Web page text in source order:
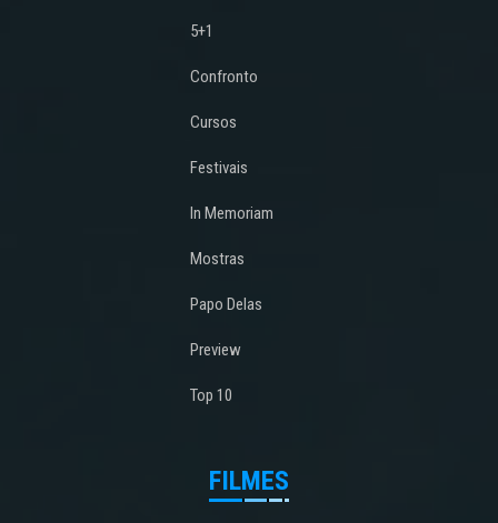
5+1
Confronto
Cursos
Festivais
In Memoriam
Mostras
Papo Delas
Preview
Top 10
FILMES